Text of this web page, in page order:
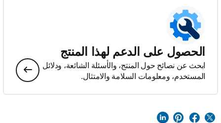
الحصول على الدعم لهذا المنتج
ابحث عن نصائح حول المنتج، والأسئلة الشائعة، ودلائل
المستخدم، ومعلومات السلامة والامتثال.